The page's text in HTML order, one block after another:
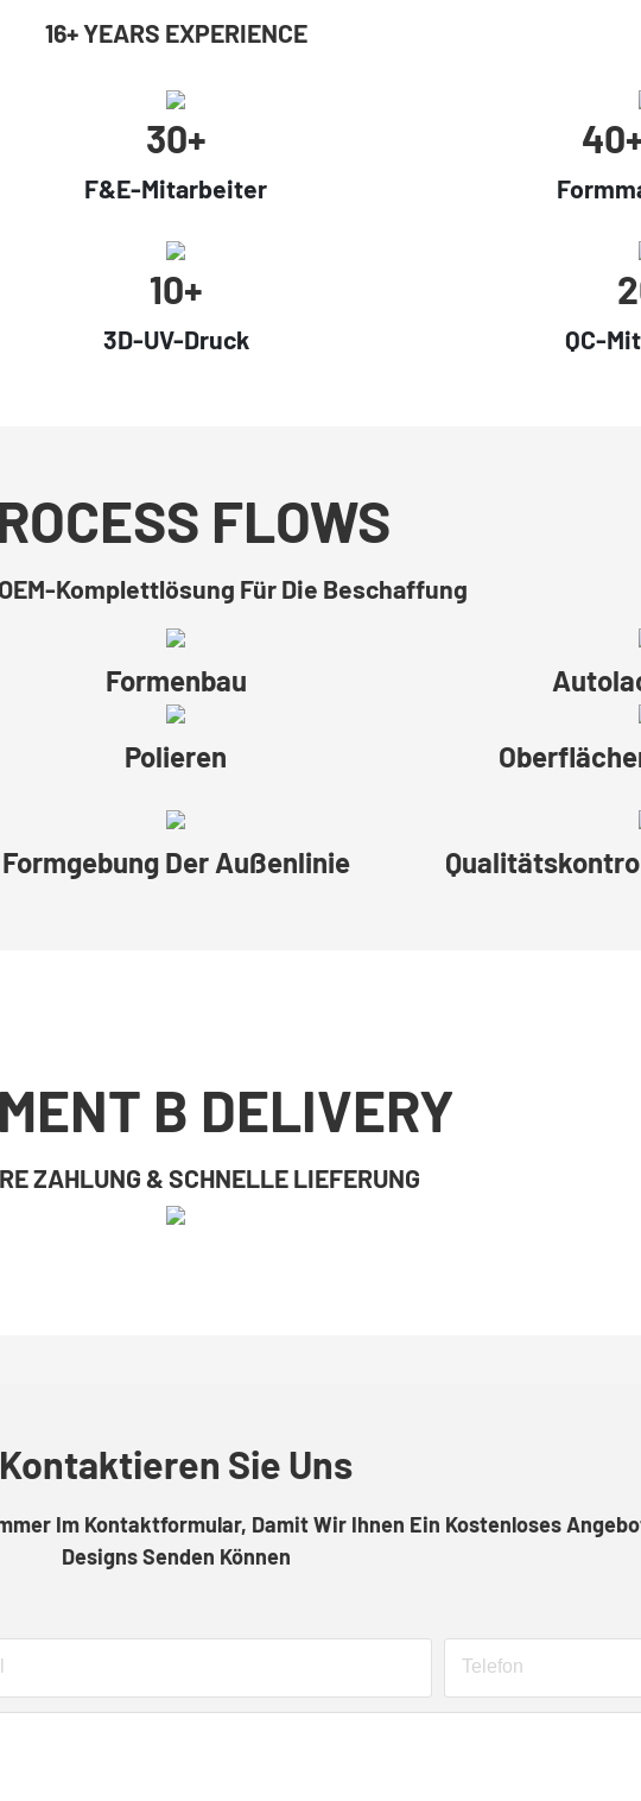
16+ YEARS EXPERIENCE
30+
F&E-Mitarbeiter
10+
3D-UV-Druck QC-
FLOWS
OEM-Komplettlösung Für Die Beschaffung
Formenbau
Polieren
Formgebung Der Außenlinie
B DELIVERY
ZAHLUNG & SCHNELLE LIEFERUNG
Kontaktieren Sie Uns
Im Kontaktformular, Damit Wir Ihnen Ein Kostenloses
Designs Senden Können
Telefon